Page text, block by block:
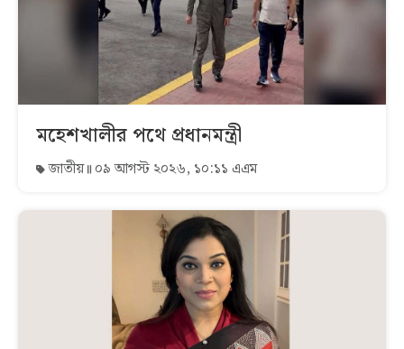
মহেশখালীর পথে প্রধানমন্ত্রী
জাতীয় ০৯ আগস্ট ২০২৬, ১০:১১ এএম